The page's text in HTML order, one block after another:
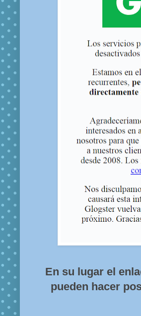
En su lugar el
pueden hacer